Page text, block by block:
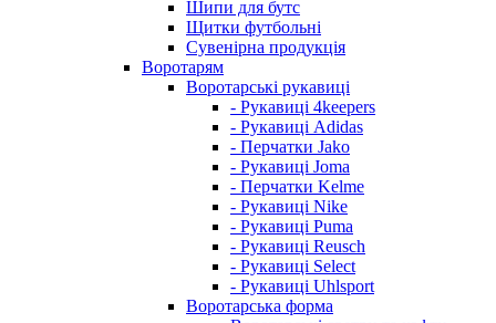
Шипи для бутс
Щитки футбольні
Сувенірна продукція
Воротарям
Воротарські рукавиці
- Рукавиці 4keepers
- Рукавиці Adidas
- Перчатки Jako
- Рукавиці Joma
- Перчатки Kelme
- Рукавиці Nike
- Рукавиці Puma
- Рукавиці Reusch
- Рукавиці Select
- Рукавиці Uhlsport
Воротарська форма